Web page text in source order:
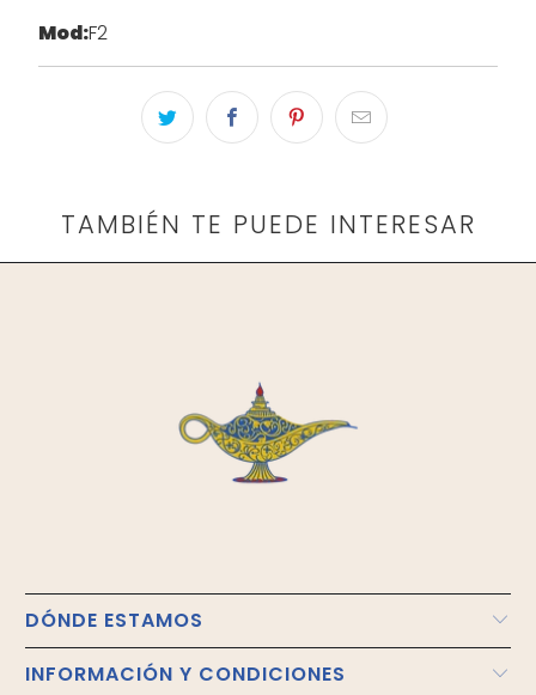
Mod:F2
TAMBIÉN TE PUEDE INTERESAR
DÓNDE ESTAMOS
INFORMACIÓN Y CONDICIONES